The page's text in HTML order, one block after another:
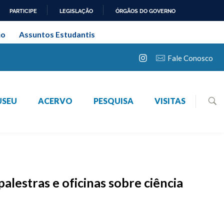
PARTICIPE LEGISLAÇÃO ÓRGÃOS DO GOVERNO
Rural do Rio
Assuntos Estudantis
Fale Conosco
ACERVO PESQUISA VISITAS
e oficinas sobre ciência